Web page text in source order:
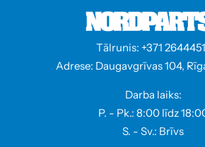
Tālrunis: +371
Adrese: Daugavgrīvas 104,
Darba laiks:
P. - Pk.: 8:00 līdz
S. - Sv.: Brīvs